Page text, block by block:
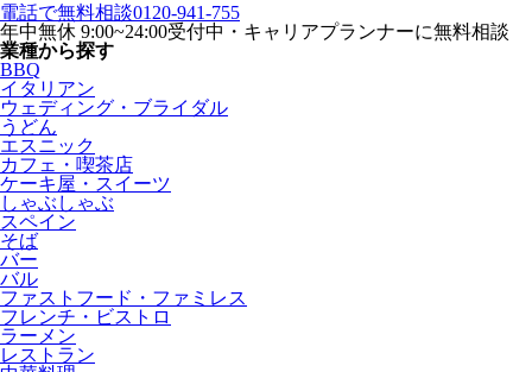
電話で無料相談0120-941-755
年中無休 9:00~24:00受付中・キャリアプランナーに無料相談
業種から探す
BBQ
イタリアン
ウェディング・ブライダル
うどん
エスニック
カフェ・喫茶店
ケーキ屋・スイーツ
しゃぶしゃぶ
スペイン
そば
バー
バル
ファストフード・ファミレス
フレンチ・ビストロ
ラーメン
レストラン